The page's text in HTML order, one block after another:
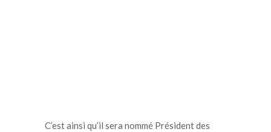
C’est ainsi qu’il sera nommé Président des